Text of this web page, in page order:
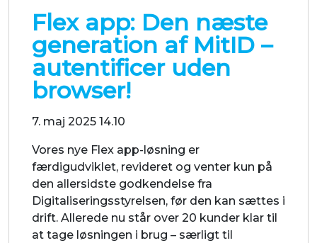
Flex app: Den næste
generation af MitID –
autentificer uden
browser!
7. maj 2025 14.10
Vores nye Flex app-løsning er
færdigudviklet, revideret og venter kun på
den allersidste godkendelse fra
Digitaliseringsstyrelsen, før den kan sættes i
drift. Allerede nu står over 20 kunder klar til
at tage løsningen i brug – særligt til